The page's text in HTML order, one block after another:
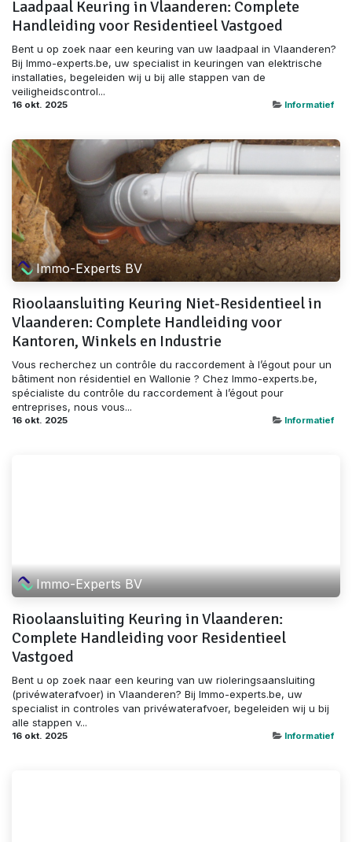
Laadpaal Keuring in Vlaanderen: Complete
Handleiding voor Residentieel Vastgoed
Bent u op zoek naar een keuring van uw laadpaal in Vlaanderen?
Bij Immo-experts.be, uw specialist in keuringen van elektrische
installaties, begeleiden wij u bij alle stappen van de
veiligheidscontrol...
16 okt. 2025 Informatief
Immo-Experts BV
Rioolaansluiting Keuring Niet-Residentieel in
Vlaanderen: Complete Handleiding voor
Kantoren, Winkels en Industrie
Vous recherchez un contrôle du raccordement à l’égout pour un
bâtiment non résidentiel en Wallonie ? Chez Immo-experts.be,
spécialiste du contrôle du raccordement à l’égout pour
entreprises, nous vous...
16 okt. 2025 Informatief
Immo-Experts BV
Rioolaansluiting Keuring in Vlaanderen:
Complete Handleiding voor Residentieel
Vastgoed
Bent u op zoek naar een keuring van uw rioleringsaansluiting
(privéwaterafvoer) in Vlaanderen? Bij Immo-experts.be, uw
specialist in controles van privéwaterafvoer, begeleiden wij u bij
alle stappen v...
16 okt. 2025 Informatief